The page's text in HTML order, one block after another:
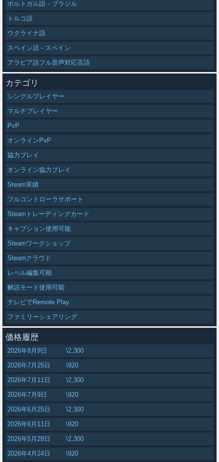
ポルトガル語－ブラジル
トルコ語
ウクライナ語
スペイン語 - スペイン
アラビア語フル音声対応言語
カテゴリ
シングルプレイヤー
マルチプレイヤー
PvP
オンラインPvP
協力プレイ
オンライン協力プレイ
Steam実績
フルコントローラサポート
Steamトレーディングカード
キャプション使用可能
Steamワークショップ
Steamクラウド
レベル編集可能
解説モード使用可能
テレビでRemote Play
ファミリーシェアリング
価格履歴
2026年8月9日
\2,300
2026年7月25日
\920
2026年7月11日
\2,300
2026年7月9日
\920
2026年6月25日
\2,300
2026年6月11日
\920
2026年5月28日
\2,300
2026年4月24日
\920